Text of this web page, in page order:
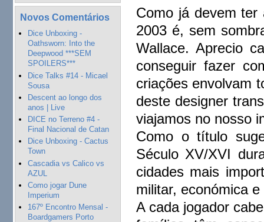
Novos Comentários
Dice Unboxing -
Oathsworn: Into the
Deepwood ***SEM
SPOILERS***
Dice Talks #14 - Micael
Sousa
Descent ao longo dos
anos | Live
DICE no Terreno #4 -
Final Nacional de Catan
Dice Unboxing - Cactus
Town
Cascadia vs Calico vs
AZUL
Como jogar Dune
Imperium
167º Encontro Mensal -
Boardgamers Porto
Como já devem ter
2003 é, sem
Wallace. Aprecio
conseguir fazer
criações envolvam
deste designer
viajamos no nosso
Como o título
Século XV/XVI
cidades mais
militar, económica
A cada jogador